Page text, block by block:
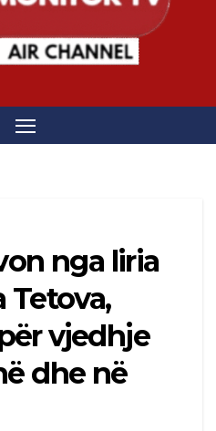
nga liria
Tetova,
vjedhje
dhe në